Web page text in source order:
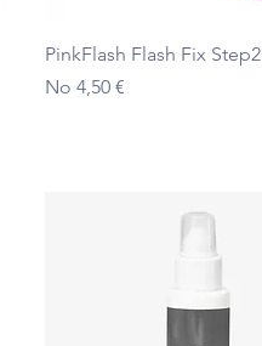
Ātrais skats
PinkFlash Flash Fix Step2
No 4,50 €
Izpārdošanas cena